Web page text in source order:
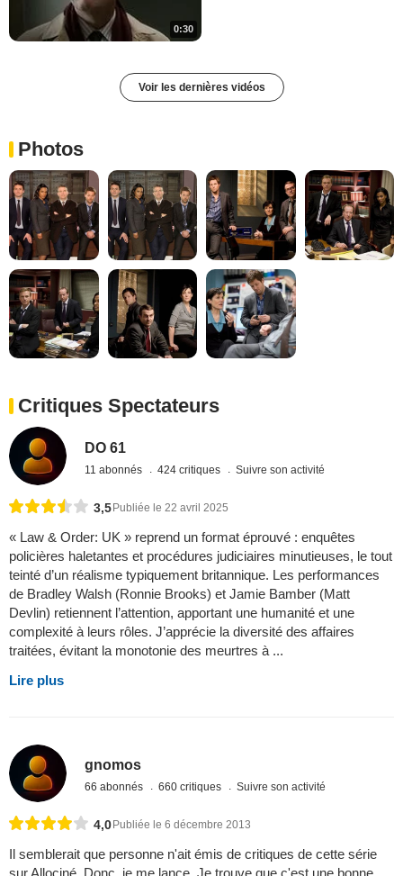
0:30
Voir les dernières vidéos
Photos
Critiques Spectateurs
DO 61
11 abonnés 424 critiques Suivre son activité
3,5Publiée le 22 avril 2025
« Law & Order: UK » reprend un format éprouvé : enquêtes
policières haletantes et procédures judiciaires minutieuses, le tout
teinté d’un réalisme typiquement britannique. Les performances
de Bradley Walsh (Ronnie Brooks) et Jamie Bamber (Matt
Devlin) retiennent l’attention, apportant une humanité et une
complexité à leurs rôles. J’apprécie la diversité des affaires
traitées, évitant la monotonie des meurtres à ...
Lire plus
gnomos
66 abonnés 660 critiques Suivre son activité
4,0Publiée le 6 décembre 2013
Il semblerait que personne n'ait émis de critiques de cette série
sur Allociné. Donc, je me lance. Je trouve que c'est une bonne